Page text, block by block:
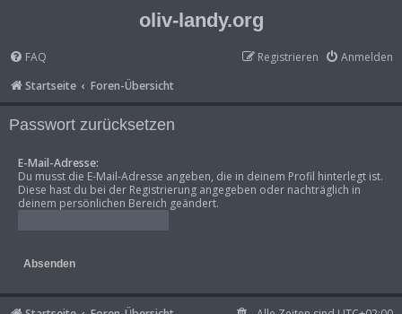
oliv-landy.org
FAQ Anmelden
Registrieren
Startseite
Foren-Übersicht
Passwort zurücksetzen
E-Mail-Adresse:
Du musst die E-Mail-Adresse angeben, die in deinem Profil hinterlegt ist.
Diese hast du bei der Registrierung angegeben oder nachträglich in
deinem persönlichen Bereich geändert.